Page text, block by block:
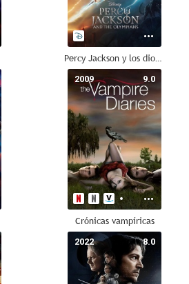
Percy Jackson y los dioses del Olimpo
9.0
2009
Crónicas vampíricas
8.0
2022